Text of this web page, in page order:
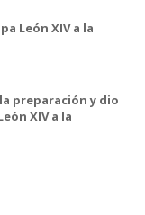
León XIV a la
preparación y dio
XIV a la